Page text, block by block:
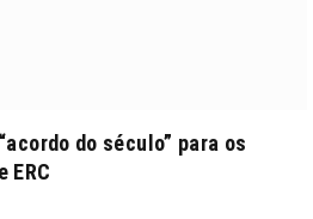
do século” para os
ERC